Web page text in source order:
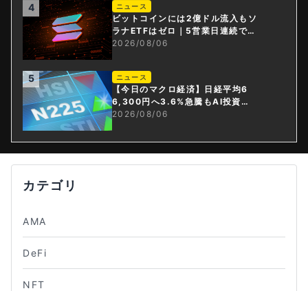
4 ニュース
ビットコインには2億ドル流入もソ
ラナETFはゼロ｜5営業日連続で停
止
2026/08/06
5 ニュース
【今日のマクロ経済】日経平均6
6,300円へ3.6%急騰もAI投資回
収懸念が再燃
2026/08/06
カテゴリ
AMA
DeFi
NFT